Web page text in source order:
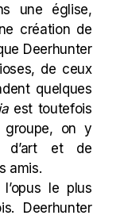
une église,
création de
Deerhunter
de ceux
quelques
est toutefois
groupe, on y
d’art et de
amis.
le plus
Deerhunter